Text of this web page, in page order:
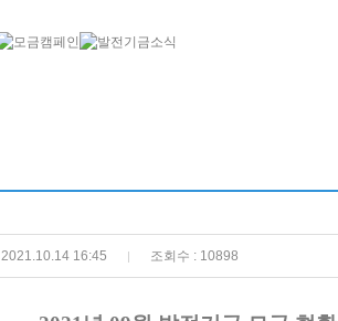
16:45 | 조회수 : 10898